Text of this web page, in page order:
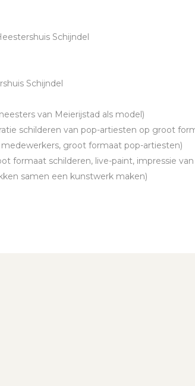
Schijndel
Schijndel
van Meierijstad als model)
schilderen van pop-artiesten op groot
groot formaat pop-artiesten)
formaat schilderen, live-paint, impressie van
samen een kunstwerk maken)